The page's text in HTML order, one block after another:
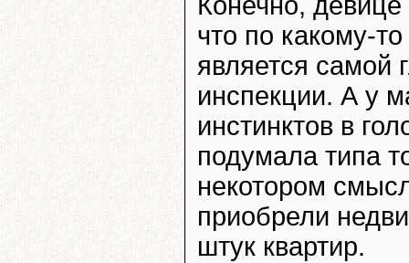
что по какому-
является самой
инспекции. А у
инстинктов в
подумала типа
некотором
приобрели
штук квартир.